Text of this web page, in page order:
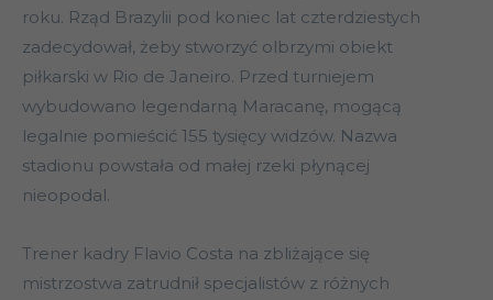
roku. Rząd Brazylii pod koniec lat czterdziestych
zadecydował, żeby stworzyć olbrzymi obiekt
piłkarski w Rio de Janeiro. Przed turniejem
wybudowano legendarną Maracanę, mogącą
legalnie pomieścić 155 tysięcy widzów. Nazwa
stadionu powstała od małej rzeki płynącej
nieopodal.
Trener kadry Flavio Costa na zbliżające się
mistrzostwa zatrudnił specjalistów z różnych